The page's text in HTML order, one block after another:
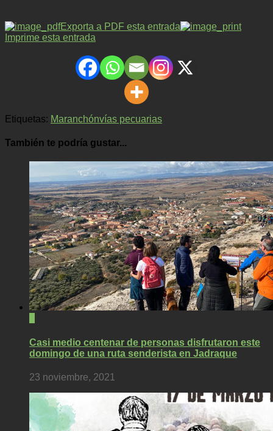
Exporta a PDF esta entrada
Imprime esta entrada
Etiquetas: Maranchónvías pecuarias
También te podría gustar...
Casi medio centenar de personas disfrutaron este
domingo de una ruta senderista en Jadraque
23 noviembre, 2021